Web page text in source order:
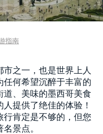
指南
之一，也是世界上人
任何希望沉醉于丰富的
道、美味的墨西哥美食
提供了绝佳的体验！
肯定是不够的，但您
景点。